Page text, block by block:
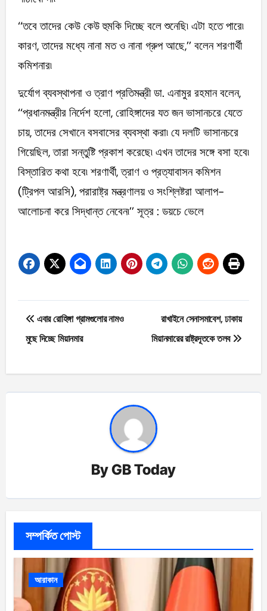
‘‘তবে তাদের কেউ কেউ হুমকি দিচ্ছে বলে শুনেছি৷ এটা হতে পারে৷
কারণ, তাদের মধ্যে নানা মত ও নানা গ্রুপ আছে,’’ বলেন শরণার্থী
কমিশনার৷
দুর্যোগ ব্যবস্থাপনা ও ত্রাণ প্রতিমন্ত্রী ডা. এনামুর রহমান বলেন,
‘‘প্রধানমন্ত্রীর নির্দেশ হলো, রোহিঙ্গাদের যত জন ভাসানচরে যেতে
চায়, তাদের সেখানে বসবাসের ব্যবস্থা করা৷ যে দলটি ভাসানচরে
গিয়েছিল, তারা সন্তুষ্টি প্রকাশ করেছে৷ এখন তাদের সঙ্গে বসা হবে৷
বিস্তারিত কথা হবে৷ শরণার্থী, ত্রাণ ও প্রত্যাবাসন কমিশন
(ট্রিপল আরসি), পরারাষ্ট্র মন্ত্রণালয় ও সংশ্লিষ্টরা আলাপ-
আলোচনা করে সিদ্ধান্ত নেবেন৷’’ সূত্র : ডয়চে ভেলে
Post
navigation
এবার রোহিঙ্গা গ্রামগুলোর নামও
মুছে দিচ্ছে মিয়ানমার
রাখাইনে সেনাসমাবেশ, ঢাকায়
মিয়ানমারের রাষ্ট্রদূতকে তলব
ByGB Today
সম্পর্কিত পোস্ট
আরাকান